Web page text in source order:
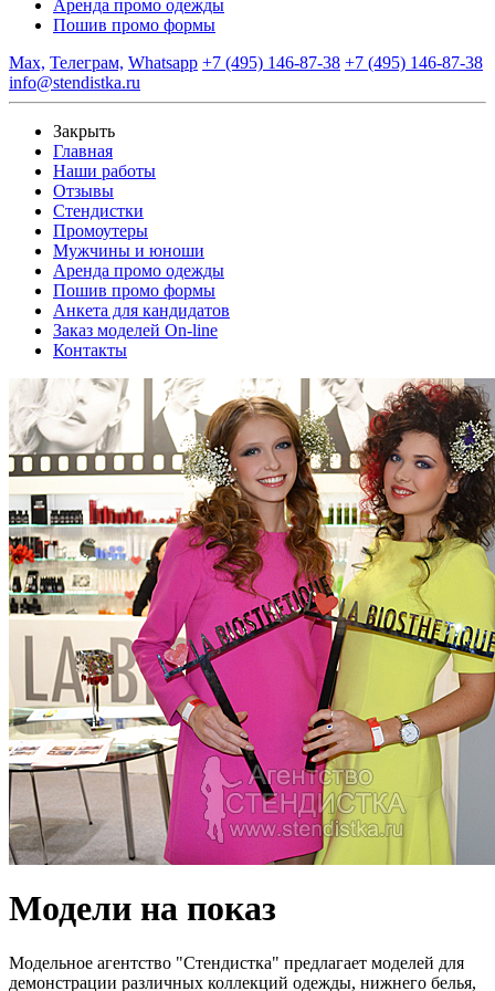
Аренда промо одежды
Пошив промо формы
Max, Телеграм, Whatsapp +7 (495) 146-87-38 +7 (495) 146-87-38
info@stendistka.ru
Закрыть
Главная
Наши работы
Отзывы
Стендистки
Промоутеры
Мужчины и юноши
Аренда промо одежды
Пошив промо формы
Анкета для кандидатов
Заказ моделей On-line
Контакты
Модели на показ
Модельное агентство "Стендистка" предлагает моделей для
демонстрации различных коллекций одежды, нижнего белья,